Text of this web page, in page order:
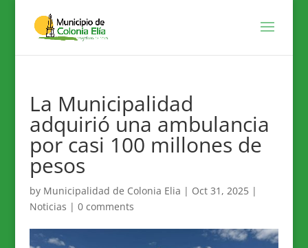
La Municipalidad
adquirió una ambulancia
por casi 100 millones de
pesos
by Municipalidad de Colonia Elia | Oct 31, 2025|
Noticias | 0 comments